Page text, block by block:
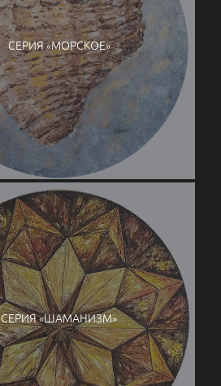
СЕРИЯ «МОРСКОЕ»
СЕРИЯ «ШАМАНИЗМ»